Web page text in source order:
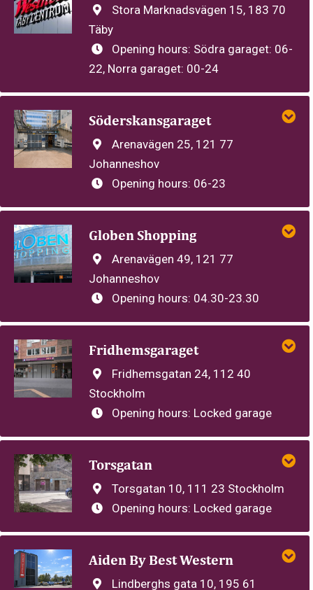
Stora Marknadsvägen 15, 183 70
Täby
Opening hours: Södra garaget: 06-
22, Norra garaget: 00-24
Söderskansgaraget
Arenavägen 25, 121 77
Johanneshov
Opening hours: 06-23
Globen Shopping
Arenavägen 49, 121 77
Johanneshov
Opening hours: 04.30-23.30
Fridhemsgaraget
Fridhemsgatan 24, 112 40
Stockholm
Opening hours: Locked garage
Torsgatan
Torsgatan 10, 111 23 Stockholm
Opening hours: Locked garage
Aiden By Best Western
Lindberghs gata 10, 195 61